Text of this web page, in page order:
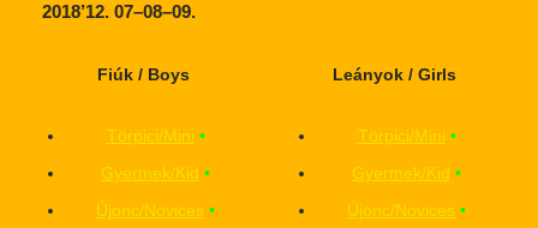
2018’12. 07–08–09.
Fiúk / Boys
Törpici/Mini •
Gyermek/Kid •
Újonc/Novices •
Leányok / Girls
Törpici/Mini •
Gyermek/Kid •
Újonc/Novices •